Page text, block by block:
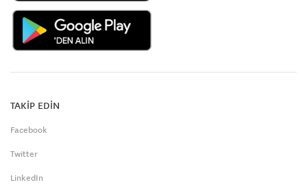
TAKİP EDİN
Facebook
Twitter
LinkedIn